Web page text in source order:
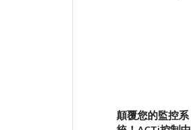
顛覆您的監控系